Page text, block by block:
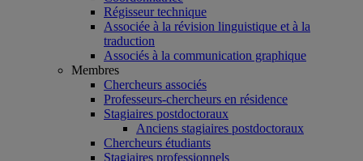
Régisseur technique
Associée à la révision linguistique et à la
traduction
Associés à la communication graphique
Membres
Chercheurs associés
Professeurs-chercheurs en résidence
Stagiaires postdoctoraux
Anciens stagiaires postdoctoraux
Chercheurs étudiants
Stagiaires professionnels